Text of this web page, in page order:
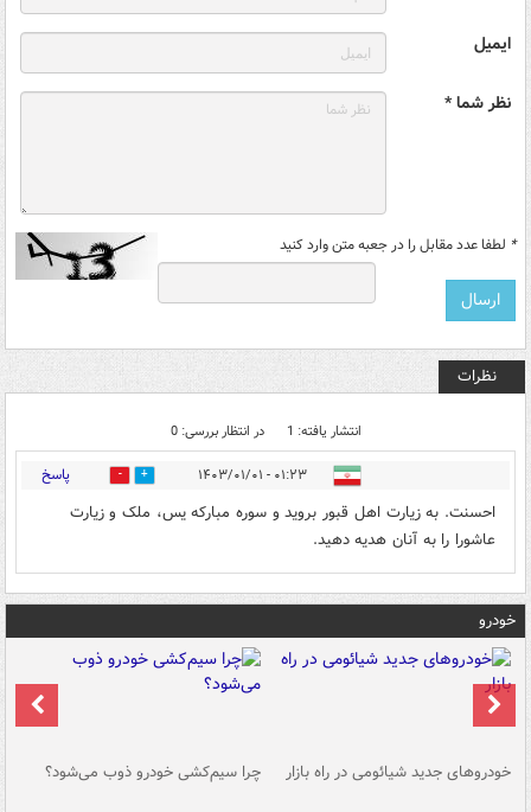
ایمیل
نظر شما *
* لطفا عدد مقابل را در جعبه متن وارد کنید
نظرات
انتشار یافته: 1 در انتظار بررسی: 0
۰۱:۲۳ - ۱۴۰۳/۰۱/۰۱ 5 پاسخ
احسنت. به زیارت اهل قبور بروید و سوره مبارکه یس، ملک و زیارت
عاشورا را به آنان هدیه دهید.
خودرو
خودروهای جدید شیائومی در راه بازار چرا سیم‌کشی خودرو ذوب می‌شود؟